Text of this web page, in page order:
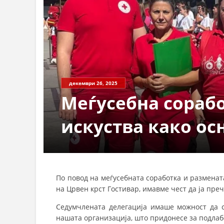
декември 26, 2025
Меѓусебна
искуства како
По повод на меѓусебната соработка и
на Црвен крст Гостивар, имавме чест да ја
Седумчлената делегација имаше можност да
нашата организација, што придонесе за